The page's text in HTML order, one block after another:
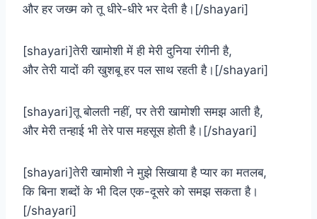
और हर जख्म को तू धीरे-धीरे भर देती है।[/shayari]
[shayari]तेरी खामोशी में ही मेरी दुनिया रंगीनी है,
और तेरी यादों की खुशबू हर पल साथ रहती है।[/shayari]
[shayari]तू बोलती नहीं, पर तेरी खामोशी समझ आती है,
और मेरी तन्हाई भी तेरे पास महसूस होती है।[/shayari]
[shayari]तेरी खामोशी ने मुझे सिखाया है प्यार का मतलब,
कि बिना शब्दों के भी दिल एक-दूसरे को समझ सकता है।
[/shayari]